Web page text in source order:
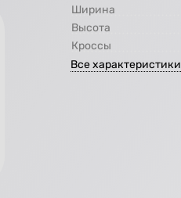
Ширина
Высота
Кроссы
Все характеристики